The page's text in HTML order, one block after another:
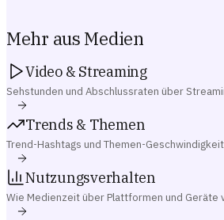
Mehr aus Medien
Video & Streaming
Sehstunden und Abschlussraten über
Trends & Themen
Trend-Hashtags und Themen-
Nutzungsverhalten
Wie Medienzeit über Plattformen und Geräte